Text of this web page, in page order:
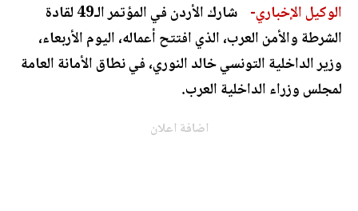
الوكيل الإخباري-
شارك الأردن في المؤتمر الـ49 لقادة
الشرطة والأمن العرب، الذي افتتح أعماله، اليوم الأربعاء،
وزير الداخلية التونسي خالد النوري، في نطاق الأمانة العامة
لمجلس وزراء الداخلية العرب.
اضافة اعلان